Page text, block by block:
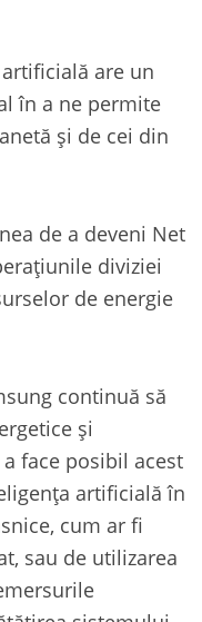
are un
în a ne permite
și de cei din
de a deveni Net
diviziei
de energie
continuă să
și
face posibil acest
artificială în
cum ar fi
sau de utilizarea